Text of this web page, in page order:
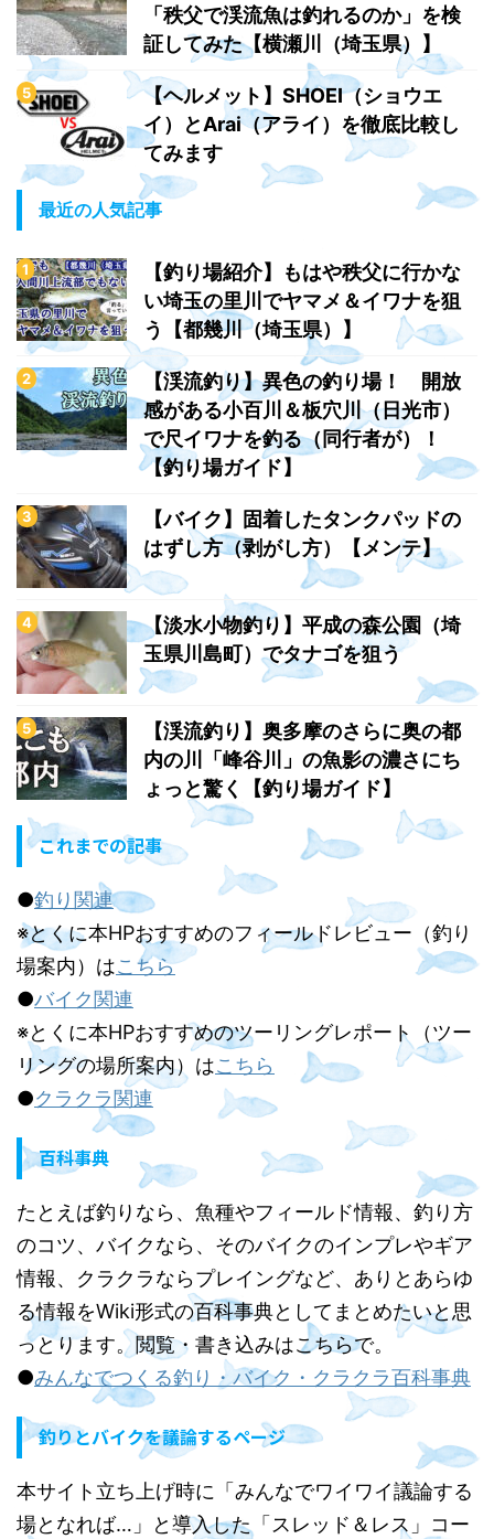
「秩父で渓流魚は釣れるのか」を検
証してみた【横瀬川（埼玉県）】
【ヘルメット】SHOEI（ショウエ
イ）とArai（アライ）を徹底比較し
てみます
最近の人気記事
【釣り場紹介】もはや秩父に行かな
い埼玉の里川でヤマメ＆イワナを狙
う【都幾川（埼玉県）】
【渓流釣り】異色の釣り場！ 開放
感がある小百川＆板穴川（日光市）
で尺イワナを釣る（同行者が）！
【釣り場ガイド】
【バイク】固着したタンクパッドの
はずし方（剥がし方）【メンテ】
【淡水小物釣り】平成の森公園（埼
玉県川島町）でタナゴを狙う
【渓流釣り】奥多摩のさらに奥の都
内の川「峰谷川」の魚影の濃さにち
ょっと驚く【釣り場ガイド】
これまでの記事
●釣り関連
※とくに本HPおすすめのフィールドレビュー（釣り
場案内）はこちら
●バイク関連
※とくに本HPおすすめのツーリングレポート（ツー
リングの場所案内）はこちら
●クラクラ関連
百科事典
たとえば釣りなら、魚種やフィールド情報、釣り方
のコツ、バイクなら、そのバイクのインプレやギア
情報、クラクラならプレイングなど、ありとあらゆ
る情報をWiki形式の百科事典としてまとめたいと思
っとります。閲覧・書き込みはこちらで。
●みんなでつくる釣り・バイク・クラクラ百科事典
釣りとバイクを議論するページ
本サイト立ち上げ時に「みんなでワイワイ議論する
場となれば…」と導入した「スレッド＆レス」コー